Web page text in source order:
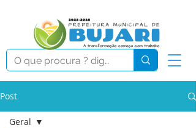
Post
Geral